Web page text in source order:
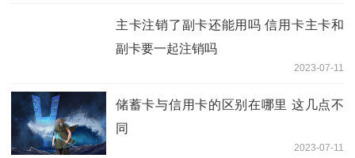
主卡注销了副卡还能用吗 信用卡主卡和
副卡要一起注销吗
2023-07-11
储蓄卡与信用卡的区别在哪里 这几点不
同
2023-07-11